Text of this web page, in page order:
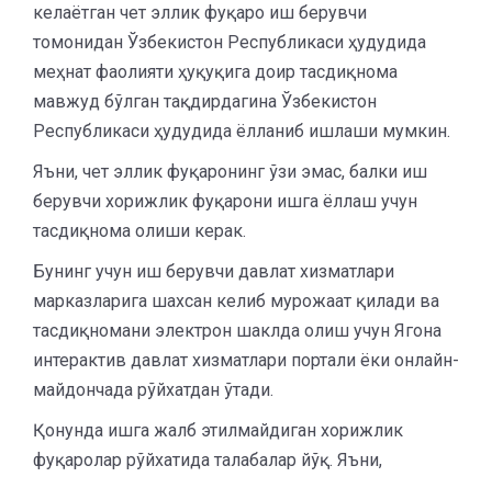
келаётган чет эллик фуқаро иш берувчи
томонидан Ўзбекистон Республикаси ҳудудида
меҳнат фаолияти ҳуқуқига доир тасдиқнома
мавжуд бўлган тақдирдагина Ўзбекистон
Республикаси ҳудудида ёлланиб ишлаши мумкин.
Яъни, чет эллик фуқаронинг ўзи эмас, балки иш
берувчи хорижлик фуқарони ишга ёллаш учун
тасдиқнома олиши керак.
Бунинг учун иш берувчи давлат хизматлари
марказларига шахсан келиб мурожаат қилади ва
тасдиқномани электрон шаклда олиш учун Ягона
интерактив давлат хизматлари портали ёки онлайн-
майдончада рўйхатдан ўтади.
Қонунда ишга жалб этилмайдиган хорижлик
фуқаролар рўйхатида талабалар йўқ. Яъни,